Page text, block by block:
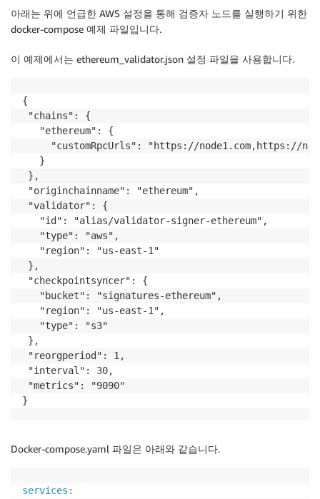
                "s3:PutObject"
            ],
            "Resource": "${BUCKET_ARN}/*"
    ]
아래는 위에 언급한 AWS 설정을 통해 검증자 노드를 실행하기 위한
docker-compose 예제 파일입니다.
이 예제에서는 ethereum_validator.json 설정 파일을 사용합니다.
{
"chains": {
   "ethereum": {
"customRpcUrls": "https://node1.com,https://
   }
},
"originchainname": "ethereum",
"validator": {
   "id": "alias/validator-signer-ethereum",
   "type": "aws",
   "region": "us-east-1"
},
"checkpointsyncer": {
   "bucket": "signatures-ethereum",
   "region": "us-east-1",
   "type": "s3"
},
"reorgperiod": 1,
"interval": 30,
"metrics": "9090"
Docker-compose.yaml 파일은 아래와 같습니다.
services :